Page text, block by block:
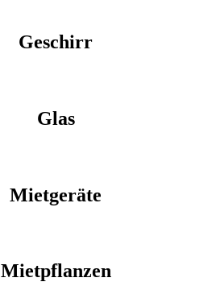
Geschirr
Glas
Mietgeräte
Mietpflanzen